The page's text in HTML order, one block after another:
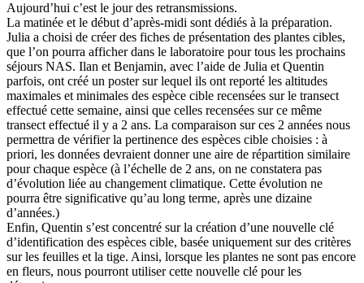
Aujourd’hui c’est le jour des retransmissions.
La matinée et le début d’après-midi sont dédiés à la préparation.
Julia a choisi de créer des fiches de présentation des plantes cibles,
que l’on pourra afficher dans le laboratoire pour tous les prochains
séjours NAS. Ilan et Benjamin, avec l’aide de Julia et Quentin
parfois, ont créé un poster sur lequel ils ont reporté les altitudes
maximales et minimales des espèce cible recensées sur le transect
effectué cette semaine, ainsi que celles recensées sur ce même
transect effectué il y a 2 ans. La comparaison sur ces 2 années nous
permettra de vérifier la pertinence des espèces cible choisies : à
priori, les données devraient donner une aire de répartition similaire
pour chaque espèce (à l’échelle de 2 ans, on ne constatera pas
d’évolution liée au changement climatique. Cette évolution ne
pourra être significative qu’au long terme, après une dizaine
d’années.)
Enfin, Quentin s’est concentré sur la création d’une nouvelle clé
d’identification des espèces cible, basée uniquement sur des critères
sur les feuilles et la tige. Ainsi, lorsque les plantes ne sont pas encore
en fleurs, nous pourront utiliser cette nouvelle clé pour les